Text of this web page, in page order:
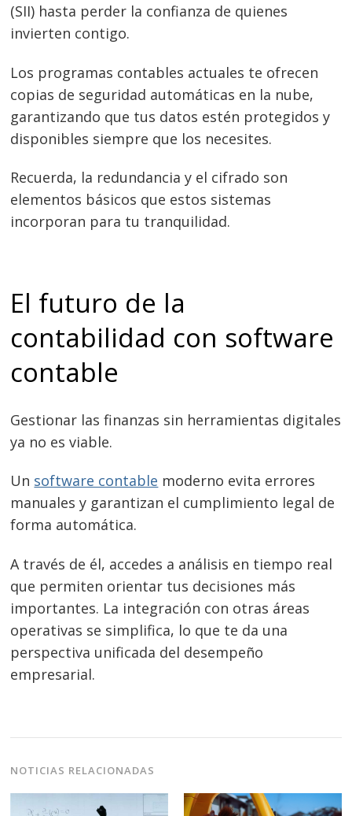
(SII) hasta perder la confianza de quienes
invierten contigo.
Los programas contables actuales te ofrecen
copias de seguridad automáticas en la nube,
garantizando que tus datos estén protegidos y
disponibles siempre que los necesites.
Recuerda, la redundancia y el cifrado son
elementos básicos que estos sistemas
incorporan para tu tranquilidad.
El futuro de la
contabilidad con software
contable
Gestionar las finanzas sin herramientas digitales
ya no es viable.
Un software contable moderno evita errores
manuales y garantizan el cumplimiento legal de
forma automática.
A través de él, accedes a análisis en tiempo real
que permiten orientar tus decisiones más
importantes. La integración con otras áreas
operativas se simplifica, lo que te da una
perspectiva unificada del desempeño
empresarial.
NOTICIAS RELACIONADAS